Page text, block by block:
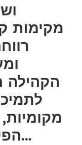
הקהילה
הפילנתרופיה של המות…